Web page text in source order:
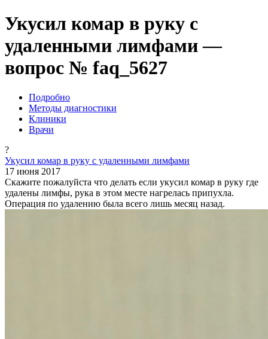
Укусил комар в руку с
удаленными лимфами —
вопрос № faq_5627
Подробно
Методы диагностики
Клиники
Врачи
?
Укусил комар в руку с удаленными лимфами
17 июня 2017
Скажите пожалуйста что делать если укусил комар в руку где
удалены лимфы, рука в этом месте нагрелась припухла.
Операция по удалению была всего лишь месяц назад.